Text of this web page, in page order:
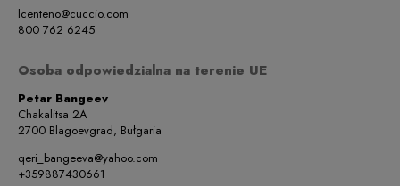
lcenteno@cuccio.com
800 762 6245
Osoba odpowiedzialna na terenie UE
Petar Bangeev
Chakalitsa 2A
2700 Blagoevgrad, Bułgaria
qeri_bangeeva@yahoo.com
+359887430661